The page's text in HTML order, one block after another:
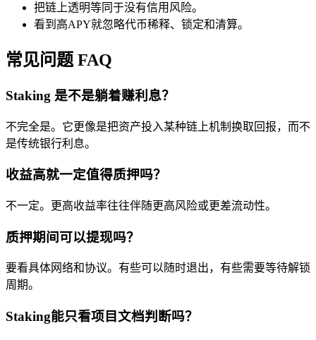
把链上透明等同于没有信用风险。
看到高APY就忽略代币稀释、锁定和清算。
常见问题 FAQ
Staking 是不是躺着赚利息？
不完全是。它更像是把资产投入某种链上机制换取回报，而不
是传统银行利息。
收益高就一定值得质押吗？
不一定。更高收益率往往伴随更高风险或更差流动性。
质押期间可以提现吗？
要看具体网络和协议。有些可以随时退出，有些需要等待解锁
周期。
Staking能只看项目文档判断吗？